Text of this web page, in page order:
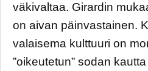
väkivaltaa. Girardin
on aivan päinvastainen.
valaisema kulttuuri on
”oikeutetun” sodan